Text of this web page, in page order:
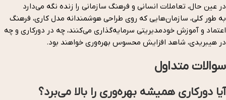
در عین حال، تعاملات انسانی و فرهنگ سازمانی را زنده نگه می‌دارد
به طور کلی، سازمان‌هایی که روی طراحی هوشمندانه مدل کاری، فرهنگ
اعتماد و آموزش خودمدیریتی سرمایه‌گذاری می‌کنند، چه در دورکاری و چه
در هیبریدی، شاهد افزایش محسوس بهره‌وری خواهند بود.
سوالات متداول
آیا دورکاری همیشه بهره‌وری را بالا می‌برد؟